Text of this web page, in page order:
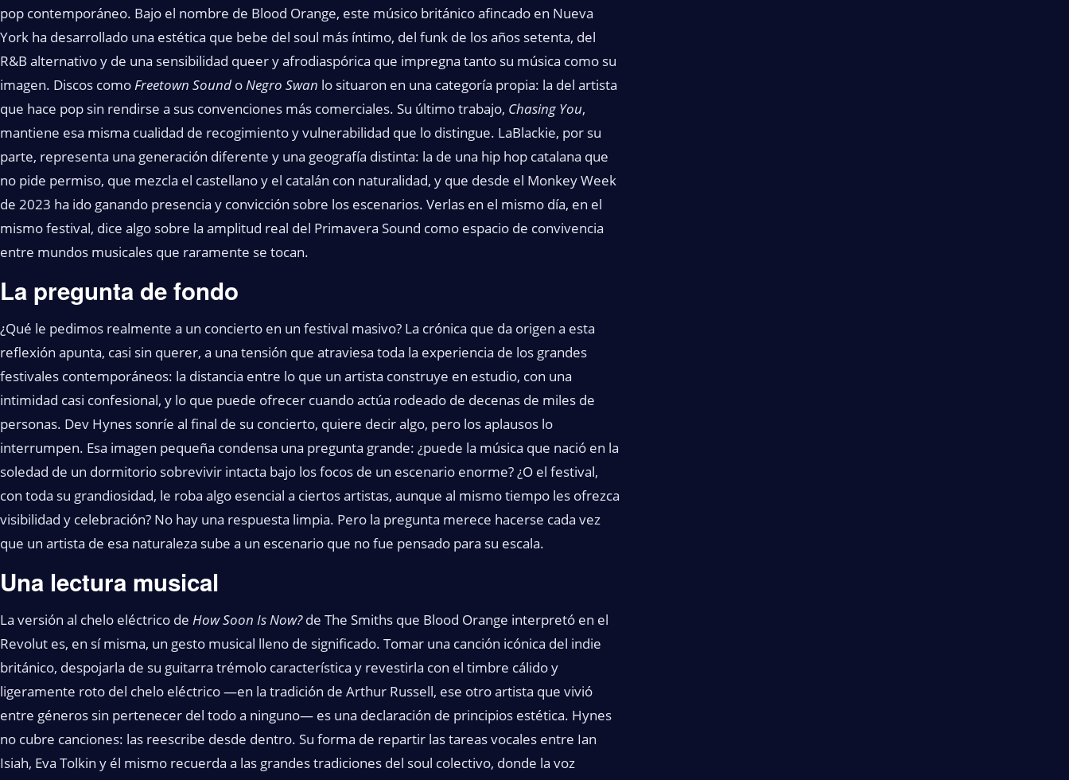
pop contemporáneo. Bajo el nombre de Blood Orange, este músico británico afincado en Nueva
York ha desarrollado una estética que bebe del soul más íntimo, del funk de los años setenta, del
R&B alternativo y de una sensibilidad queer y afrodiaspórica que impregna tanto su música como su
imagen. Discos comoFreetown Sound oNegro Swan lo situaron en una categoría propia: la del artista
que hace pop sin rendirse a sus convenciones más comerciales. Su último trabajo, Chasing You,
mantiene esa misma cualidad de recogimiento y vulnerabilidad que lo distingue. LaBlackie, por su
parte, representa una generación diferente y una geografía distinta: la de una hip hop catalana que
no pide permiso, que mezcla el castellano y el catalán con naturalidad, y que desde el Monkey Week
de 2023 ha ido ganando presencia y convicción sobre los escenarios. Verlas en el mismo día, en el
mismo festival, dice algo sobre la amplitud real del Primavera Sound como espacio de convivencia
entre mundos musicales que raramente se tocan.
La pregunta de fondo
¿Qué le pedimos realmente a un concierto en un festival masivo? La crónica que da origen a esta
reflexión apunta, casi sin querer, a una tensión que atraviesa toda la experiencia de los grandes
festivales contemporáneos: la distancia entre lo que un artista construye en estudio, con una
intimidad casi confesional, y lo que puede ofrecer cuando actúa rodeado de decenas de miles de
personas. Dev Hynes sonríe al final de su concierto, quiere decir algo, pero los aplausos lo
interrumpen. Esa imagen pequeña condensa una pregunta grande: ¿puede la música que nació en la
soledad de un dormitorio sobrevivir intacta bajo los focos de un escenario enorme? ¿O el festival,
con toda su grandiosidad, le roba algo esencial a ciertos artistas, aunque al mismo tiempo les ofrezca
visibilidad y celebración? No hay una respuesta limpia. Pero la pregunta merece hacerse cada vez
que un artista de esa naturaleza sube a un escenario que no fue pensado para su escala.
Una lectura musical
La versión al chelo eléctrico de How Soon Is Now?de The Smiths que Blood Orange interpretó en el
Revolut es, en sí misma, un gesto musical lleno de significado. Tomar una canción icónica del indie
británico, despojarla de su guitarra trémolo característica y revestirla con el timbre cálido y
ligeramente roto del chelo eléctrico —en la tradición de Arthur Russell, ese otro artista que vivió
entre géneros sin pertenecer del todo a ninguno— es una declaración de principios estética. Hynes
no cubre canciones: las reescribe desde dentro. Su forma de repartir las tareas vocales entre Ian
Isiah, Eva Tolkin y él mismo recuerda a las grandes tradiciones del soul colectivo, donde la voz